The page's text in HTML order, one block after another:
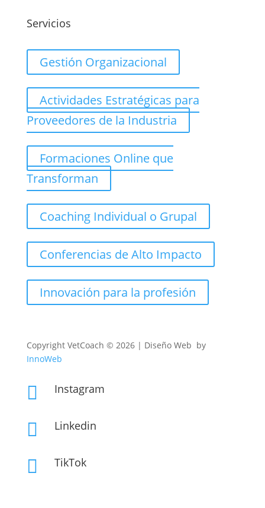
Servicios
Gestión Organizacional
Actividades Estratégicas para
Proveedores de la Industria
Formaciones Online que
Transforman
Coaching Individual o Grupal
Conferencias de Alto Impacto
Innovación para la profesión
CopyrightVetCoach © 2026 | Diseño Web by
InnoWeb
 Instagram
 Linkedin
 TikTok